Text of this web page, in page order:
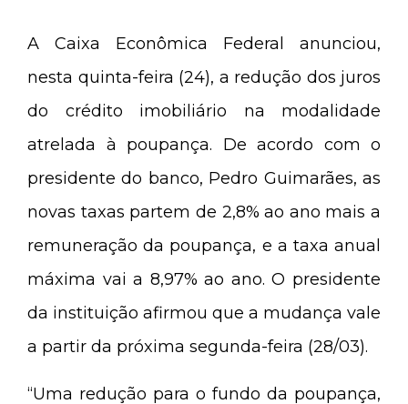
A Caixa Econômica Federal anunciou,
nesta quinta-feira (24), a redução dos juros
do crédito imobiliário na modalidade
atrelada à poupança. De acordo com o
presidente do banco, Pedro Guimarães, as
novas taxas partem de 2,8% ao ano mais a
remuneração da poupança, e a taxa anual
máxima vai a 8,97% ao ano. O presidente
da instituição afirmou que a mudança vale
a partir da próxima segunda-feira (28/03).
“Uma redução para o fundo da poupança,